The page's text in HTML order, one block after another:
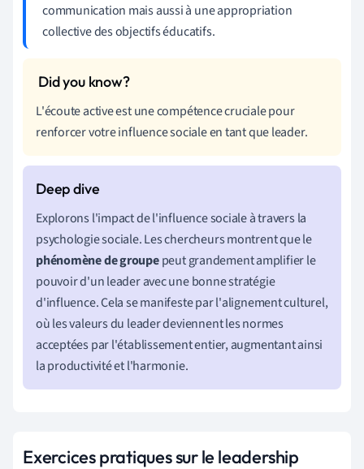
communication mais aussi à une appropriation
collective des objectifs éducatifs.
L'écoute active est une compétence cruciale pour
renforcer votre influence sociale en tant que leader.
Explorons l'impact de l'influence sociale à travers la
psychologie sociale. Les chercheurs montrent que le
phénomène de groupepeut grandement amplifier le
pouvoir d'un leader avec une bonne stratégie
d'influence. Cela se manifeste par l'alignement culturel,
où les valeurs du leader deviennent les normes
acceptées par l'établissement entier, augmentant ainsi
la productivité et l'harmonie.
Exercices pratiques sur le leadership